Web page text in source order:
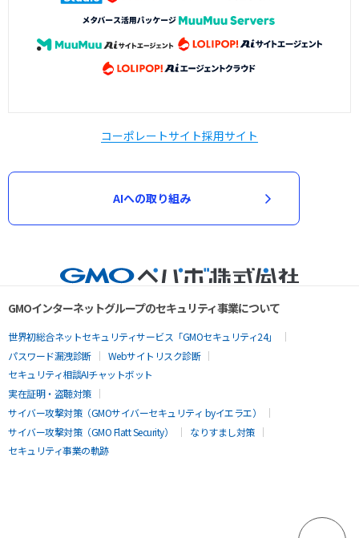
コーポレートサイト採用サイト
AIへの取り組み
GMOインターネットグループのセキュリティ事業について
世界初総合ネットセキュリティサービス「GMOセキュリティ24」
パスワード漏洩診断
Webサイトリスク診断
セキュリティ相談AIチャットボット
実在証明・盗聴対策
サイバー攻撃対策（GMOサイバーセキュリティ byイエラエ）
サイバー攻撃対策（GMO Flatt Security）
なりすまし対策
セキュリティ事業の軌跡